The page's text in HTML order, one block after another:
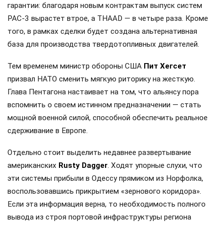
гарантии: благодаря новым контрактам выпуск систем
PAC-3 вырастет втрое, а THAAD — в четыре раза. Кроме
того, в рамках сделки будет создана альтернативная
база для производства твердотопливных двигателей.
Тем временем министр обороны США Пит Хегсет
призвал НАТО сменить мягкую риторику на жесткую.
Глава Пентагона настаивает на том, что альянсу пора
вспомнить о своем истинном предназначении — стать
мощной военной силой, способной обеспечить реальное
сдерживание в Европе.
Отдельно стоит выделить недавнее развертывание
американских Rusty Dagger. Ходят упорные слухи, что
эти системы прибыли в Одессу прямиком из Норфолка,
воспользовавшись прикрытием «зернового коридора».
Если эта информация верна, то необходимость полного
вывода из строя портовой инфраструктуры региона